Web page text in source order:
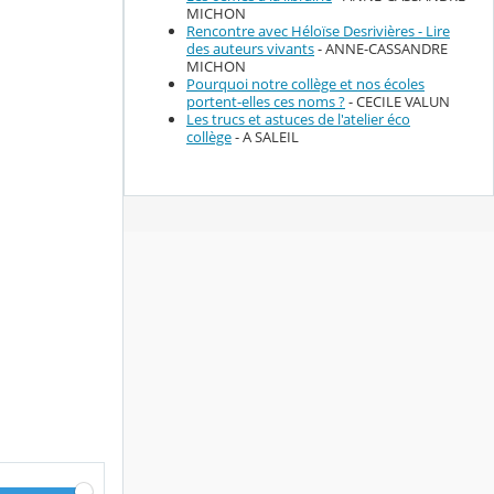
V
MICHON
Rencontre avec Héloïse Desrivières - Lire
des auteurs vivants- ANNE-CASSANDRE
MICHON
Pourquoi notre collège et nos écoles
portent-elles ces noms ?- CECILE VALUN
Les trucs et astuces de l'atelier éco
collège- A SALEIL